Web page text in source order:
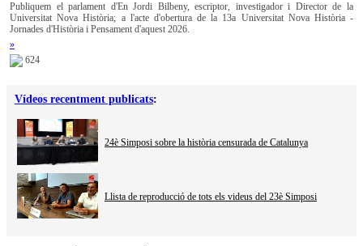
Publiquem el parlament d'En Jordi Bilbeny, escriptor, investigador i Director de la
Universitat Nova Història; a l'acte d'obertura de la 13a Universitat Nova Història -
Jornades d'Història i Pensament d'aquest 2026.
»
624
Vídeos recentment publicats:
24è Simposi sobre la història censurada de Catalunya
Llista de reproducció de tots els videus del 23è Simposi